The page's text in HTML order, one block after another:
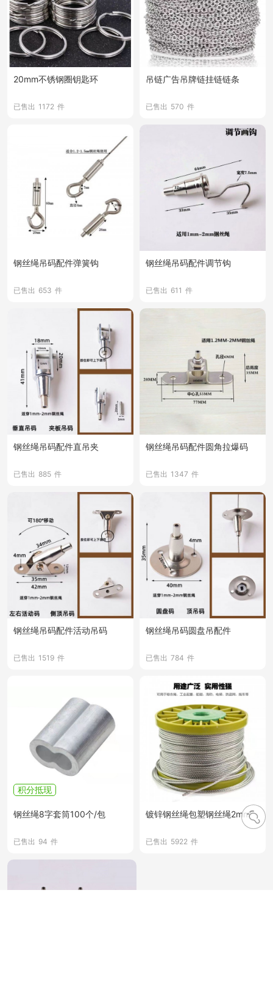
20mm不锈钢圈钥匙环
已售出 1172 件
吊链广告吊牌链挂链链条
已售出 570 件
钢丝绳吊码配件弹簧钩
已售出 653 件
钢丝绳吊码配件调节钩
已售出 611 件
钢丝绳吊码配件直吊夹
已售出 885 件
钢丝绳吊码配件圆角拉爆码
已售出 1347 件
钢丝绳吊码配件活动吊码
已售出 1519 件
钢丝绳吊码圆盘吊配件
已售出 784 件
积分抵现
钢丝绳8字套筒100个/包
已售出 94 件
镀锌钢丝绳包塑钢丝绳2mm
已售出 5922 件